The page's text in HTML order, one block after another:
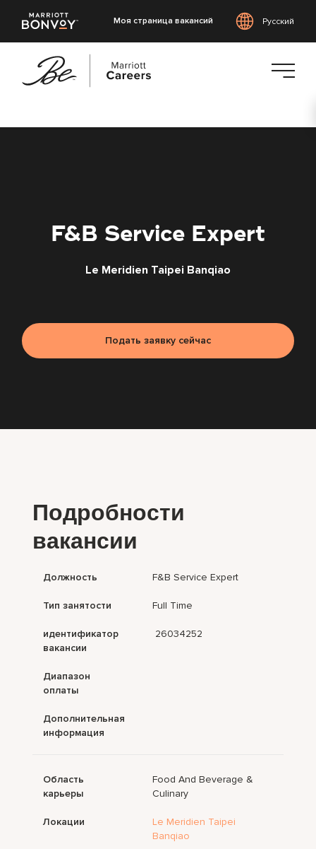
Моя страница вакансий Русский
F&B Service Expert
Le Meridien Taipei Banqiao
Подать заявку сейчас
Подробности
вакансии
Должность F&B Service Expert
Тип занятости Full Time
идентификатор
вакансии
26034252
Диапазон
оплаты
Дополнительная
информация
Область
карьеры
Food And Beverage &
Culinary
Локации
Le Meridien Taipei
Banqiao